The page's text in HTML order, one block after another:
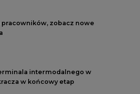
pracowników, zobacz nowe
intermodalnego w
w końcowy etap